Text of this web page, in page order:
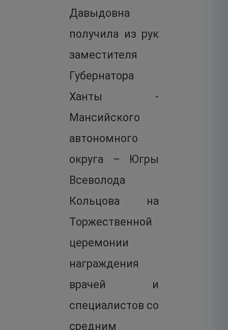
Давыдовна
получила из рук
заместителя
Губернатора
Ханты -
Мансийского
автономного
округа – Югры
Всеволода
Кольцова на
Торжественной
церемонии
награждения
врачей и
специалистов со
средним